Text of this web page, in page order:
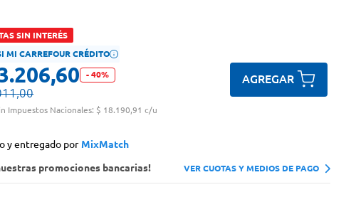
SIN INTERÉS
MI CARREFOUR CRÉDITO
.206,60 -40%
,00
Impuestos Nacionales: $ 18.190,91 c/u
AGREGAR
y entregado por MixMatch
promociones bancarias! VER CUOTAS Y MEDIOS DE PAGO